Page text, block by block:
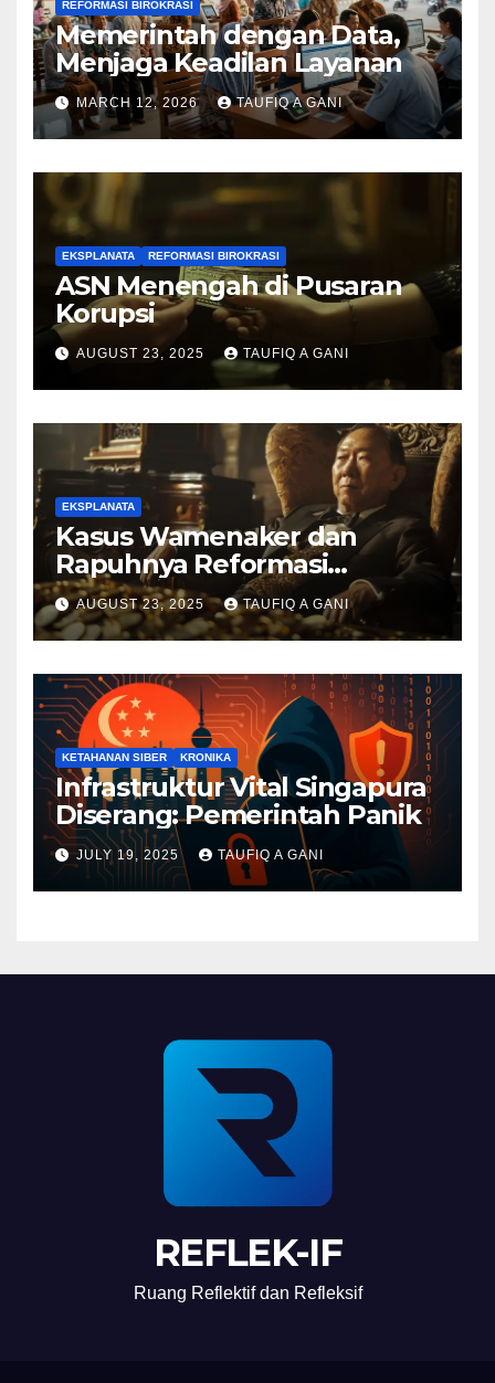
REFORMASI BIROKRASI
Memerintah dengan Data,
Menjaga Keadilan Layanan
MARCH 12, 2026 TAUFIQ A GANI
EKSPLANATA REFORMASI BIROKRASI
ASN Menengah di Pusaran
Korupsi
AUGUST 23, 2025 TAUFIQ A GANI
EKSPLANATA
Kasus Wamenaker dan
Rapuhnya Reformasi
Birokrasi
AUGUST 23, 2025 TAUFIQ A GANI
KETAHANAN SIBER KRONIKA
Infrastruktur Vital Singapura
Diserang: Pemerintah Panik
JULY 19, 2025 TAUFIQ A GANI
REFLEK-IF
Ruang Reflektif dan Refleksif